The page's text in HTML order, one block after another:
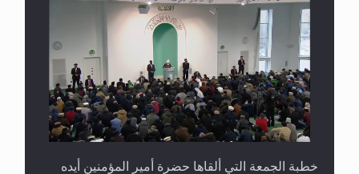
خطبة الجمعة التي ألقاها حضرة أمير المؤمنين أيده